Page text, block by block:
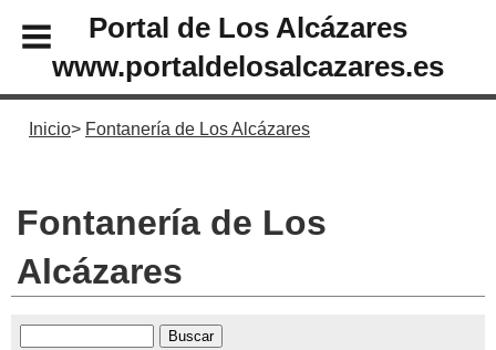
Portal de Los Alcázares
www.portaldelosalcazares.es
Inicio Fontanería de Los Alcázares
Fontanería de Los
Alcázares